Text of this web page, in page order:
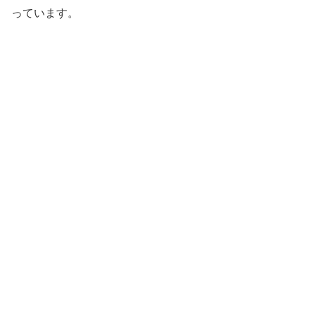
っています。